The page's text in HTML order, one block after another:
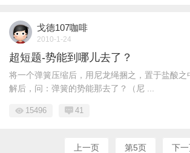
戈德107咖啡
2010-1-24
超短题-势能到哪儿去了？
将一个弹簧压缩后，用尼龙绳捆之，置于盐酸之
解后，问：弹簧的势能那去了？（尼 ...
15496 41
上一页 第5页 下